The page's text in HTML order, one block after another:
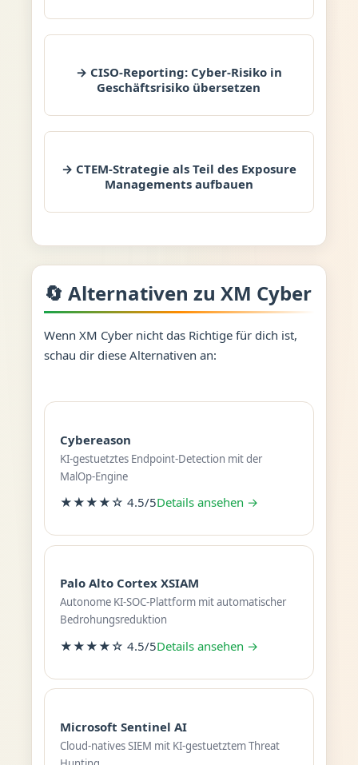
→ CISO-Reporting: Cyber-Risiko in
Geschäftsrisiko übersetzen
→ CTEM-Strategie als Teil des Exposure
Managements aufbauen
🔄 Alternativen zu XM Cyber
Wenn XM Cyber nicht das Richtige für dich ist,
schau dir diese Alternativen an:
Cybereason
KI-gestuetztes Endpoint-Detection mit der
MalOp-Engine
★★★★☆ 4.5/5Details ansehen →
Palo Alto Cortex XSIAM
Autonome KI-SOC-Plattform mit automatischer
Bedrohungsreduktion
★★★★☆ 4.5/5Details ansehen →
Microsoft Sentinel AI
Cloud-natives SIEM mit KI-gestuetztem Threat